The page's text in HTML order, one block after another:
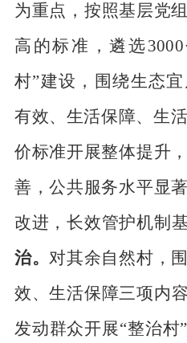
为重点，按照基层党
高的标准 ，遴选3000
村”建设，围绕生态
有效、生活保障、生
价标准开展整体提升
善，公共服务水平显
改进，长效管护机制
治。对其余自然村，
效、生活保障三项内容
发动群众开展“整治村